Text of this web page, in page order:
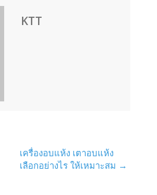
KTT
เครื่องอบแห้ง เตาอบแห้ง
เลือกอย่างไร ให้เหมาะสม →